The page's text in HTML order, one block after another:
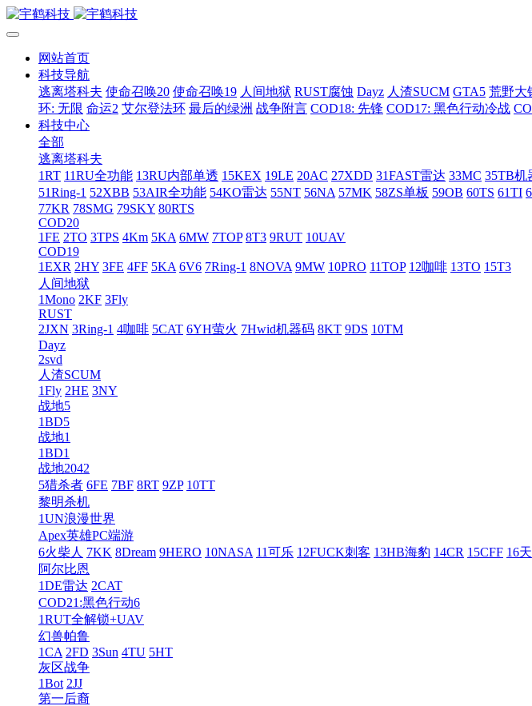
网站首页
科技导航
逃离塔科夫 使命召唤20 使命召唤19 人间地狱 RUST腐蚀 Dayz 人渣SUCM GTA5 荒野大
环: 无限 命运2 艾尔登法环 最后的绿洲 战争附言 COD18: 先锋 COD17: 黑色行动冷战
科技中心
全部
逃离塔科夫
1RT 11RU全功能 13RU内部单透 15KEX 19LE 20AC 27XDD 31FAST雷达 33MC 35TB机
51Ring-1 52XBB 53AIR全功能 54KO雷达 55NT 56NA 57MK 58ZS单板 59OB 60TS 61TI
77KR 78SMG 79SKY 80RTS
COD20
1FE 2TO 3TPS 4Km 5KA 6MW 7TOP 8T3 9RUT 10UAV
COD19
1EXR 2HY 3FE 4FF 5KA 6V6 7Ring-1 8NOVA 9MW 10PRO 11TOP 12咖啡 13TO 15T3
人间地狱
1Mono 2KF 3Fly
RUST
2JXN 3Ring-1 4咖啡 5CAT 6YH萤火 7Hwid机器码 8KT 9DS 10TM
Dayz
2svd
人渣SCUM
1Fly 2HE 3NY
战地5
1BD5
战地1
1BD1
战地2042
5猎杀者 6FE 7BF 8RT 9ZP 10TT
黎明杀机
1UN浪漫世界
Apex英雄PC端游
6火柴人 7KK 8Dream 9HERO 10NASA 11可乐 12FUCK刺客 13HB海豹 14CR 15CFF 16
阿尔比恩
1DE雷达 2CAT
COD21:黑色行动6
1RUT全解锁+UAV
幻兽帕鲁
1CA 2FD 3Sun 4TU 5HT
灰区战争
1Bot 2JJ
第一后裔